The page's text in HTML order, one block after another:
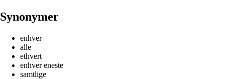
Synonymer
enhver
alle
ethvert
enhver eneste
samtlige